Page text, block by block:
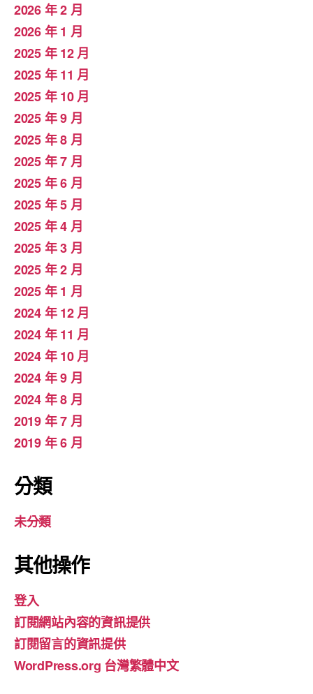
2026 年 2 月
2026 年 1 月
2025 年 12 月
2025 年 11 月
2025 年 10 月
2025 年 9 月
2025 年 8 月
2025 年 7 月
2025 年 6 月
2025 年 5 月
2025 年 4 月
2025 年 3 月
2025 年 2 月
2025 年 1 月
2024 年 12 月
2024 年 11 月
2024 年 10 月
2024 年 9 月
2024 年 8 月
2019 年 7 月
2019 年 6 月
分類
未分類
其他操作
登入
訂閱網站內容的資訊提供
訂閱留言的資訊提供
WordPress.org 台灣繁體中文